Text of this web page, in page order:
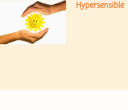
Hypersensible